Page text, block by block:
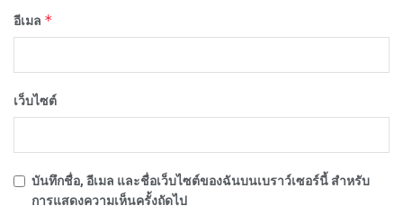
อีเมล *
เว็บไซต์
บันทึกชื่อ, อีเมล และชื่อเว็บไซต์ของฉันบนเบราว์เซอร์นี้ สำหรับ
การแสดงความเห็นครั้งถัดไป